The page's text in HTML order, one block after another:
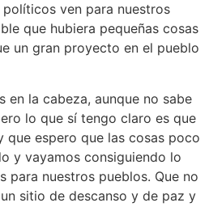
ven para nuestros
que hubiera pequeñas cosas
un gran proyecto en el pueblo
en la cabeza, aunque no sabe
lo que sí tengo claro es que
que espero que las cosas poco
y vayamos consiguiendo lo
para nuestros pueblos. Que no
sitio de descanso y de paz y